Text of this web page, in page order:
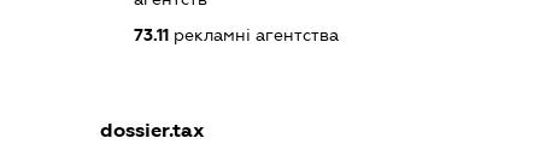
73.11 рекламні агентства
dossier.tax